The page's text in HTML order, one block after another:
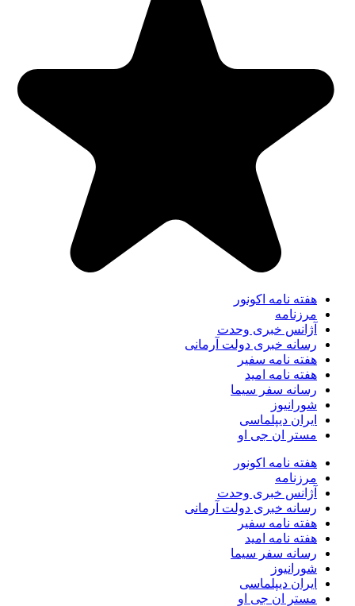
هفته نامه اکونور
مرزنامه
آژانس خبری وحدت
رسانه خبری دولت آرمانی
هفته نامه سفیر
هفته نامه امید
رسانه سفر سیما
شورانیوز
ایران دیپلماسی
مستر ان جی او
هفته نامه اکونور
مرزنامه
آژانس خبری وحدت
رسانه خبری دولت آرمانی
هفته نامه سفیر
هفته نامه امید
رسانه سفر سیما
شورانیوز
ایران دیپلماسی
مستر ان جی او